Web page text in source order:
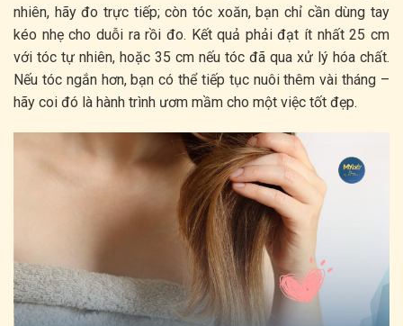
nhiên, hãy đo trực tiếp; còn tóc xoăn, bạn chỉ cần dùng tay
kéo nhẹ cho duỗi ra rồi đo. Kết quả phải đạt ít nhất 25 cm
với tóc tự nhiên, hoặc 35 cm nếu tóc đã qua xử lý hóa chất.
Nếu tóc ngắn hơn, bạn có thể tiếp tục nuôi thêm vài tháng –
hãy coi đó là hành trình ươm mầm cho một việc tốt đẹp.